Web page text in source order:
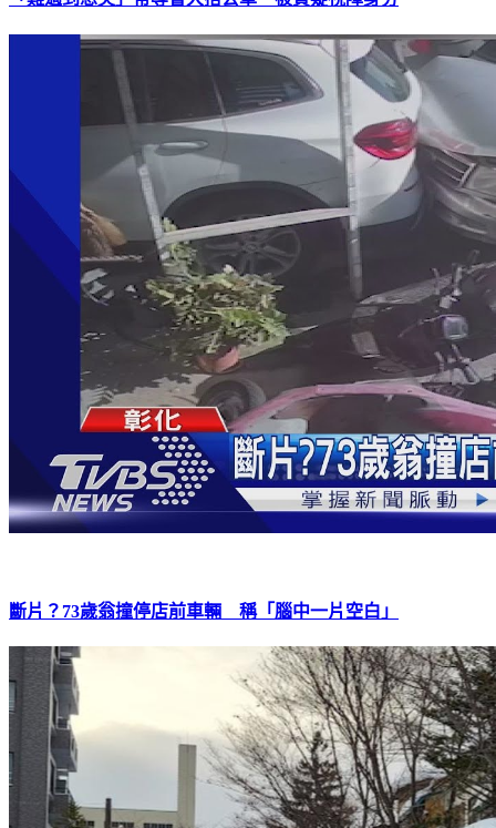
斷片？73歲翁撞停店前車輛 稱「腦中一片空白」